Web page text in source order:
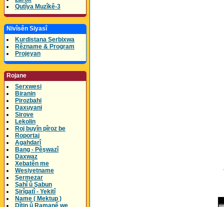
Qutîya Muzîkê-3
Nivîsên Siyasî
Kurdistana Serbixwa
Rêzname & Program
Projeyan
Rojane
Serxwesi
Biranin
Pirozbahi
Daxuyani
Sirove
Lekolin
Roj buyîn pîroz be
Roportaj
Agahdarî
Bang - Pêşwazî
Daxwaz
Xebatên me
Wesiyetname
Şermezar
Şahî û Şabun
Şirîgatî - Yekitî
Name ( Mektup )
Dîtin û Ramanê we